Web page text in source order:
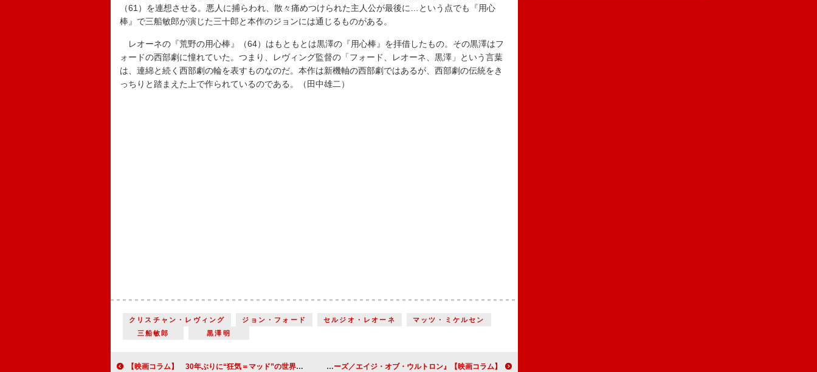
（61）を連想させる。悪人に捕らわれ、散々痛めつけられた主人公が最後に…という点でも『用心
棒』で三船敏郎が演じた三十郎と本作のジョンには通じるものがある。
レオーネの『荒野の用心棒』（64）はもともとは黒澤の『用心棒』を拝借したもの。その黒澤はフ
ォードの西部劇に憧れていた。つまり、レヴィング監督の「フォード、レオーネ、黒澤」という言葉
は、連綿と続く西部劇の輪を表すものなのだ。本作は新機軸の西部劇ではあるが、西部劇の伝統をき
っちりと踏まえた上で作られているのである。（田中雄二）
クリスチャン・レヴィング ジョン・フォード セルジオ・レオーネ
マッツ・ミケルセン
三船敏郎
黒澤明
【映画コラム】 30年ぶりに“狂気＝マッド”の世界が復活 『マッドマックス 怒りのデス・ロード』 【映画コラム】日本的なものを隠し味にした『アベンジャーズ／エイジ・オブ・ウルトロン』